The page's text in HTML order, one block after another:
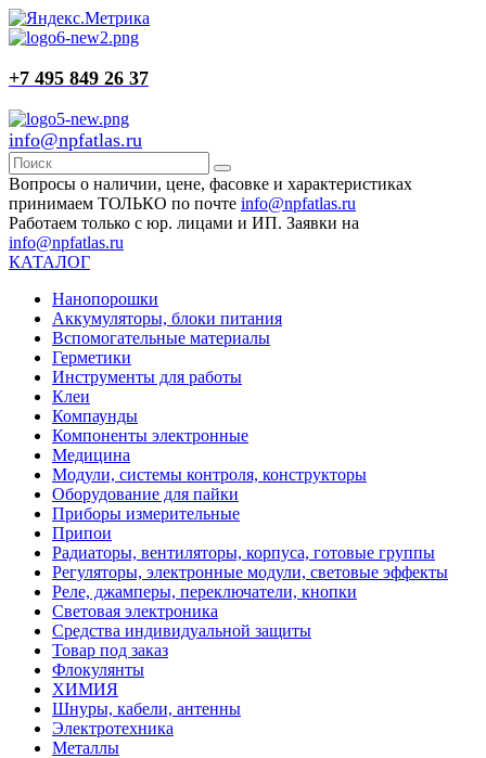
+7 495 849 26 37
info@npfatlas.ru
Вопросы о наличии, цене, фасовке и характеристиках
принимаем ТОЛЬКО по почте info@npfatlas.ru
Работаем только с юр. лицами и ИП. Заявки на
info@npfatlas.ru
КАТАЛОГ
Нанопорошки
Аккумуляторы, блоки питания
Вспомогательные материалы
Герметики
Инструменты для работы
Клеи
Компаунды
Компоненты электронные
Медицина
Модули, системы контроля, конструкторы
Оборудование для пайки
Приборы измерительные
Припои
Радиаторы, вентиляторы, корпуса, готовые группы
Регуляторы, электронные модули, световые эффекты
Реле, джамперы, переключатели, кнопки
Световая электроника
Средства индивидуальной защиты
Товар под заказ
Флокулянты
ХИМИЯ
Шнуры, кабели, антенны
Электротехника
Металлы